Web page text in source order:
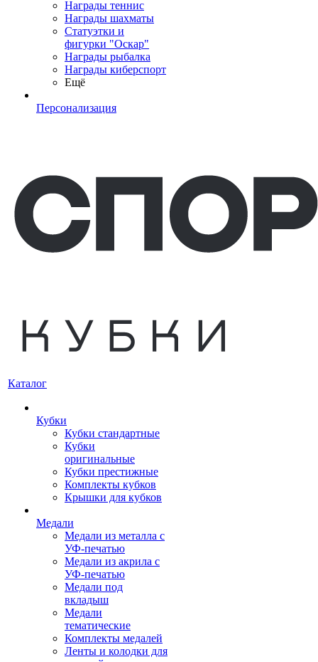
Награды теннис
Награды шахматы
Статуэтки и
фигурки "Оскар"
Награды рыбалка
Награды киберспорт
Ещё
Персонализация
Каталог
Кубки
Кубки стандартные
Кубки
оригинальные
Кубки престижные
Комплекты кубков
Крышки для кубков
Медали
Медали из металла с
УФ-печатью
Медали из акрила с
УФ-печатью
Медали под
вкладыш
Медали
тематические
Комплекты медалей
Ленты и колодки для